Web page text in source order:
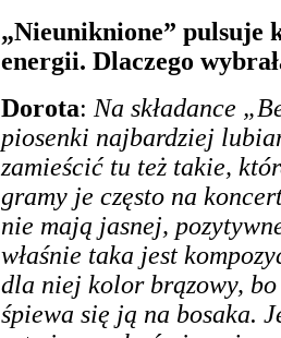
„Nieuniknione” pulsuje
energii. Dlaczego
Dorota: Na składance
piosenki najbardziej
zamieścić tu też takie,
gramy je często na
nie mają jasnej,
właśnie taka jest
dla niej kolor brązowy,
śpiewa się ją na bosaka.